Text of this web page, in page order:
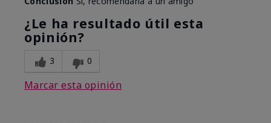
¿Le ha resultado útil esta
opinión?
3 0
Marcar esta opinión